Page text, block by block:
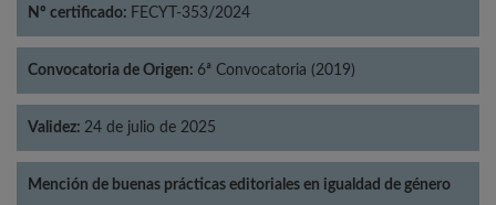
Nº certificado: FECYT-353/2024
Convocatoria de Origen: 6ª Convocatoria (2019)
Validez: 24 de julio de 2025
Mención de buenas prácticas editoriales en igualdad de género